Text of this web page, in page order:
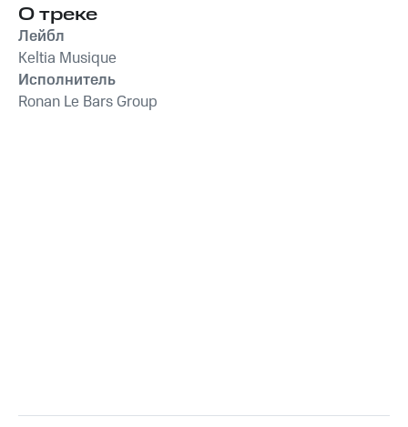
О треке
Лейбл
Keltia Musique
Исполнитель
Ronan Le Bars Group